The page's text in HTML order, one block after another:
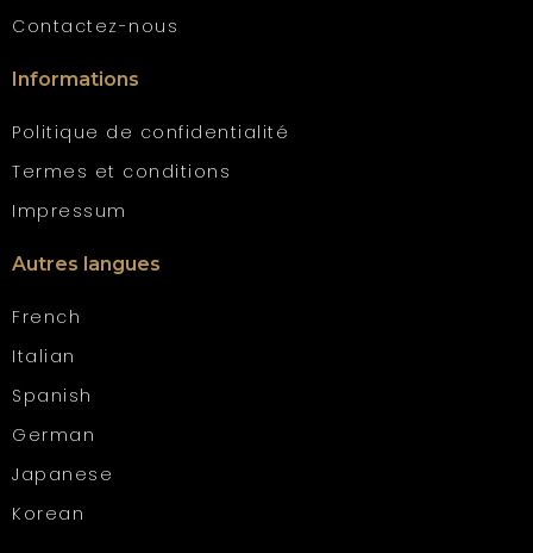
Contactez-nous
Informations
Politique de confidentialité
Termes et conditions
Impressum
Autres langues
French
Italian
Spanish
German
Japanese
Korean